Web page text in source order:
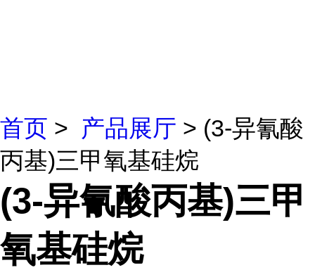
首页 > 产品展厅 > (3-异氰酸
丙基)三甲氧基硅烷
(3-异氰酸丙基)三甲
氧基硅烷